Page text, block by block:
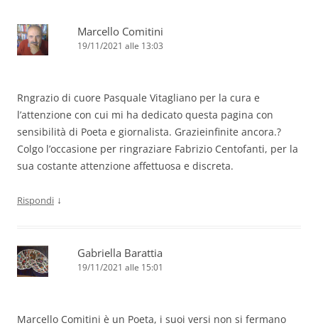
Marcello Comitini
19/11/2021 alle 13:03
Rngrazio di cuore Pasquale Vitagliano per la cura e
l’attenzione con cui mi ha dedicato questa pagina con
sensibilità di Poeta e giornalista. Grazieinfinite ancora.?
Colgo l’occasione per ringraziare Fabrizio Centofanti, per la
sua costante attenzione affettuosa e discreta.
Rispondi ↓
Gabriella Barattia
19/11/2021 alle 15:01
Marcello Comitini è un Poeta, i suoi versi non si fermano